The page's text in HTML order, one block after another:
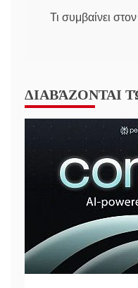
Τι συμβαίνει
ΔΙΑΒΆΖΟΝΤΑΙ